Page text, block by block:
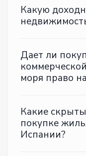
Какую
Дает ли
моря право
Какие
покупке
Испании?